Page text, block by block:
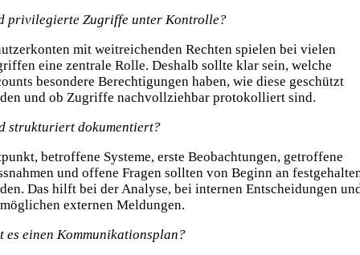
privilegierte Zugriffe unter Kontrolle?
mit weitreichenden Rechten spielen bei vielen
eine zentrale Rolle. Deshalb sollte klar sein, welche
besondere Berechtigungen haben, wie diese geschützt
und ob Zugriffe nachvollziehbar protokolliert sind.
strukturiert dokumentiert?
betroffene Systeme, erste Beobachtungen, getroffene
und offene Fragen sollten von Beginn an
Das hilft bei der Analyse, bei internen Entscheidungen
externen Meldungen.
es einen Kommunikationsplan?